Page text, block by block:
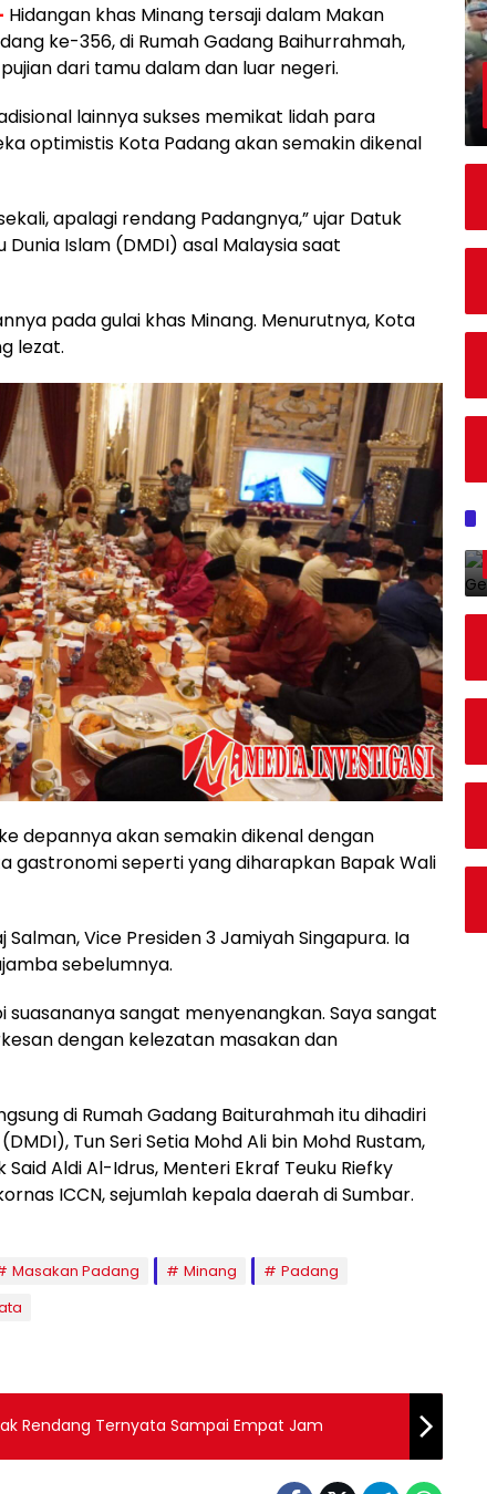
Hidangan khas Minang tersaji dalam Makan
ke-356, di Rumah Gadang Baihurrahmah,
dari tamu dalam dan luar negeri.
lainnya sukses memikat lidah para
optimistis Kota Padang akan semakin dikenal
apalagi rendang Padangnya,” ujar Datuk
Dunia Islam (DMDI) asal Malaysia saat
pada gulai khas Minang. Menurutnya, Kota
lezat.
depannya akan semakin dikenal dengan
gastronomi seperti yang diharapkan Bapak Wali
Vice Presiden 3 Jamiyah Singapura. Ia
sebelumnya.
sangat menyenangkan. Saya sangat
dengan kelezatan masakan dan
di Rumah Gadang Baiturahmah itu dihadiri
Tun Seri Setia Mohd Ali bin Mohd Rustam,
Aldi Al-Idrus, Menteri Ekraf Teuku Riefky
ICCN, sejumlah kepala daerah di Sumbar.
Masakan Padang Minang
Padang
Rendang Ternyata Sampai Empat Jam